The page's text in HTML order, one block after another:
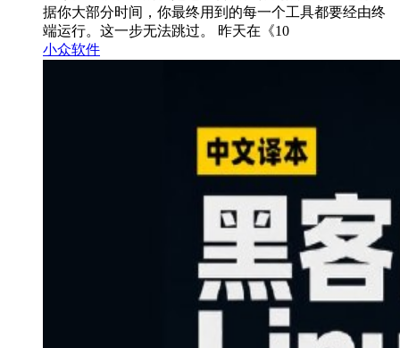
据你大部分时间，你最终用到的每一个工具都要经由终
端运行。这一步无法跳过。 昨天在《10
小众软件